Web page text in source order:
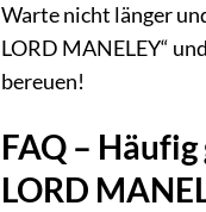
Warte nicht länger
LORD MANELEY“
bereuen!
FAQ –
LORD